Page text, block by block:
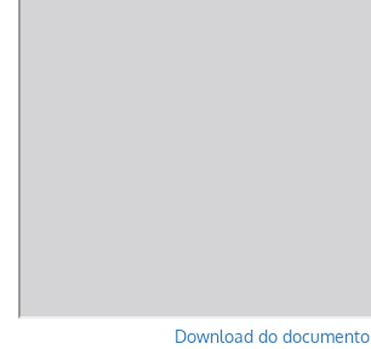
Download do documento